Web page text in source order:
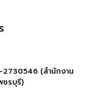
(สำนักงาน
ชรบุรี)